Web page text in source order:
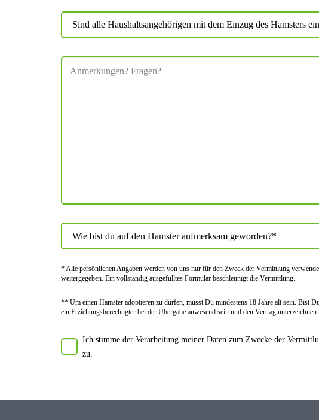
* Alle persön­lichen Angaben werden von uns nur für den Zweck der Vermitt­lung
weiter­gegeben. Ein voll­ständig ausge­fülltes Formular beschleu­nigt die Vermitt­lung.
** Um einen Hamster adoptieren zu dürfen, musst Du mindes­tens 18 Jahre alt sein. Bist
ein Erziehungs­berechtigter bei der Über­gabe anwes­end sein und den Vertrag unter­zeichnen.
Ich stimme der Verarbeitung meiner Daten zum Zwecke der
zu.